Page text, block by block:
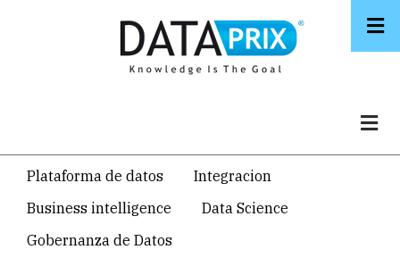
Navegacion
temática
principal
Plataforma de datos
Integracion
Business intelligence
Data Science
Gobernanza de Datos